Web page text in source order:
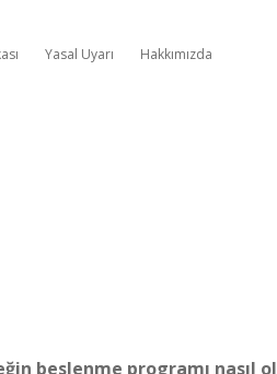
Yasal Uyarı Hakkımızda
beslenme programı nasıl